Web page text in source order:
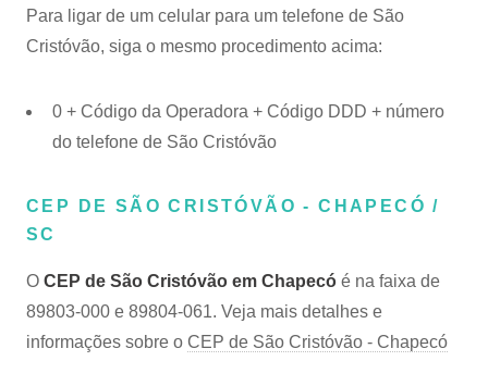
Para ligar de um celular para um telefone de São
Cristóvão, siga o mesmo procedimento acima:
0 + Código da Operadora + Código DDD + número
do telefone de São Cristóvão
CEP DE SÃO CRISTÓVÃO - CHAPECÓ /
SC
O CEP de São Cristóvão em Chapecó é na faixa de
89803-000 e 89804-061. Veja mais detalhes e
informações sobre o CEP de São Cristóvão - Chapecó